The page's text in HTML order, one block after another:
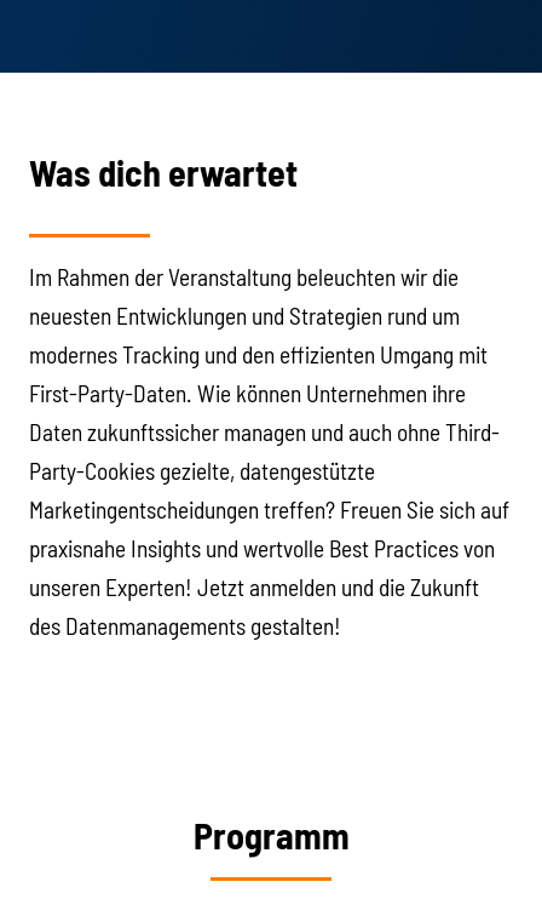
Was dich erwartet
Im Rahmen der Veranstaltung beleuchten wir die
neuesten Entwicklungen und Strategien rund um
modernes Tracking und den effizienten Umgang mit
First-Party-Daten. Wie können Unternehmen ihre
Daten zukunftssicher managen und auch ohne Third-
Party-Cookies gezielte, datengestützte
Marketingentscheidungen treffen? Freuen Sie sich auf
praxisnahe Insights und wertvolle Best Practices von
unseren Experten! Jetzt anmelden und die Zukunft
des Datenmanagements gestalten!
Programm